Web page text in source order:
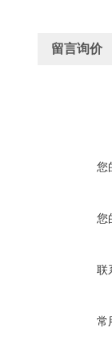
留言询价
您
您
联
常